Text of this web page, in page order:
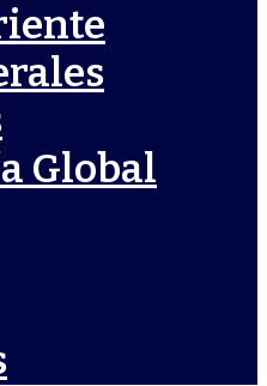
Global